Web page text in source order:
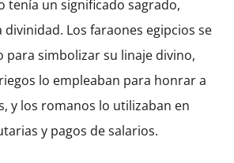
tenía un significado sagrado,
divinidad. Los faraones egipcios se
simbolizar su linaje divino,
lo empleaban para honrar a
y los romanos lo utilizaban en
y pagos de salarios.